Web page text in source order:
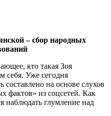
– сбор народных
кто такая Зоя
себя. Уже сегодня
на основе слухов
фактов» из соцсетей. Как
наблюдать глумление над